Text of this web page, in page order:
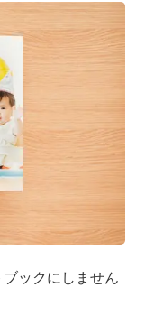
ックにしません